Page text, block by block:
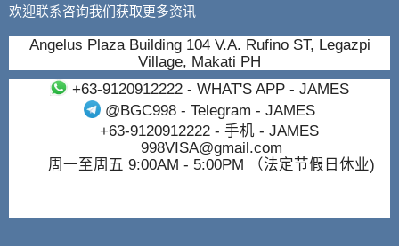
欢迎联系咨询我们获取更多资讯
Angelus Plaza Building 104 V.A. Rufino ST, Legazpi
Village, Makati PH
+63-9120912222- WHAT'S APP - JAMES
@BGC998 - Telegram - JAMES
+63-9120912222- 手机 - JAMES
998VISA@gmail.com
周一至周五 9:00AM - 5:00PM （法定节假日休业)